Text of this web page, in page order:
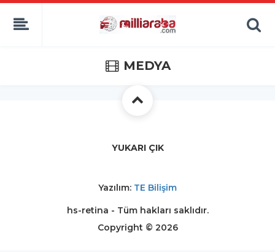
MEDYA
YUKARI ÇIK
Yazılım: TE Bilişim
hs-retina - Tüm hakları saklıdır.
Copyright © 2026